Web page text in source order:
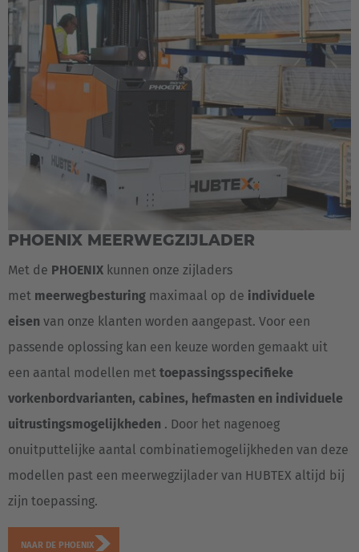
PHOENIX MEERWEGZIJLADER
Met de PHOENIX kunnen onze zijladers
met meerwegbesturing maximaal op de individuele
eisen van onze klanten worden aangepast. Voor een
passende oplossing kan een keuze worden gemaakt uit
een aantal modellen met toepassingsspecifieke
vorkenbordvarianten, cabines, hefmasten en individuele
uitrustingsmogelijkheden . Door het nagenoeg
onuitputtelijke aantal combinatiemogelijkheden van deze
modellen past een meerwegzijlader van HUBTEX altijd bij
zijn toepassing.
NAAR DE PHOENIX